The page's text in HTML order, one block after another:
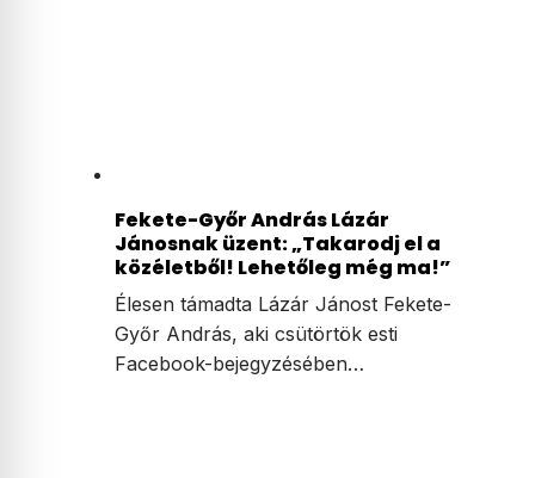
Fekete-Győr András Lázár
Jánosnak üzent: „Takarodj el a
közéletből! Lehetőleg még ma!”
Élesen támadta Lázár Jánost Fekete-
Győr András, aki csütörtök esti
Facebook-bejegyzésében…